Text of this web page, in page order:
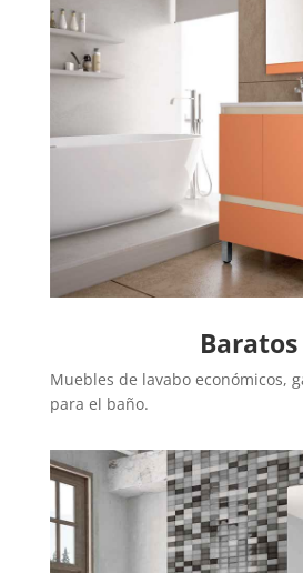
Baratos
Muebles de lavabo económicos,
para el baño.